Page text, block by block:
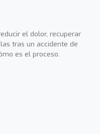
el dolor, recuperar
tras un accidente de
es el proceso.